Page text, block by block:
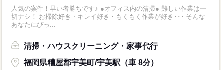
人気の案件！早い者勝ちです♪ ●オフィス内の清掃● 難しい作業は一
切ナシ！ お掃除好き・キレイ好き・もくもく作業が好き･･･ そんな
あなたにぴっ...
清掃・ハウスクリーニング・家事代行
福岡県糟屋郡宇美町/宇美駅（車 8分）